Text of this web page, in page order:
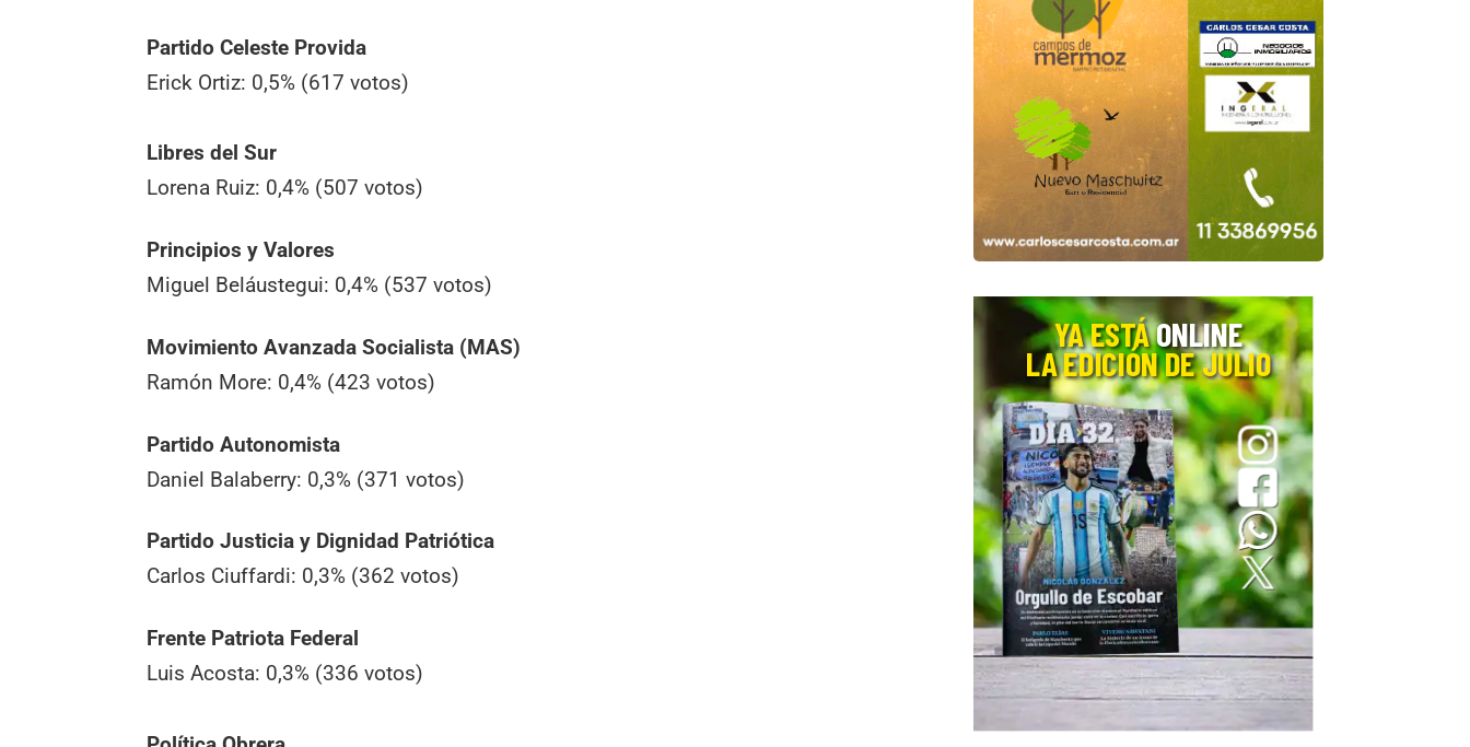
Partido Celeste Provida
Erick Ortiz: 0,5% (617 votos)
Libres del Sur
Lorena Ruiz: 0,4% (507 votos)
Principios y Valores
Miguel Beláustegui: 0,4% (537 votos)
Movimiento Avanzada Socialista (MAS)
Ramón More: 0,4% (423 votos)
Partido Autonomista
Daniel Balaberry: 0,3% (371 votos)
Partido Justicia y Dignidad Patriótica
Carlos Ciuffardi: 0,3% (362 votos)
Frente Patriota Federal
Luis Acosta: 0,3% (336 votos)